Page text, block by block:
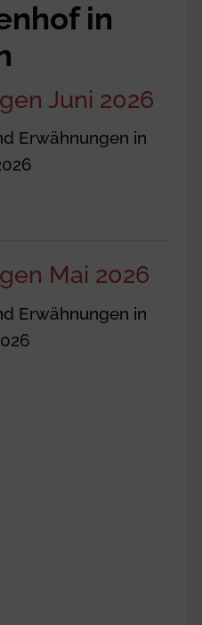
in
Juni 2026
Erwähnungen in
Mai 2026
Erwähnungen in